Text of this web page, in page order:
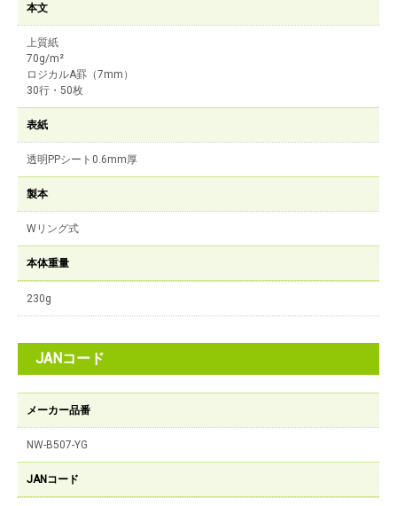
本文
上質紙
70g/m²
ロジカルA罫（7mm）
30行・50枚
表紙
透明PPシート0.6mm厚
製本
Wリング式
本体重量
230g
JANコード
メーカー品番
NW-B507-YG
JANコード